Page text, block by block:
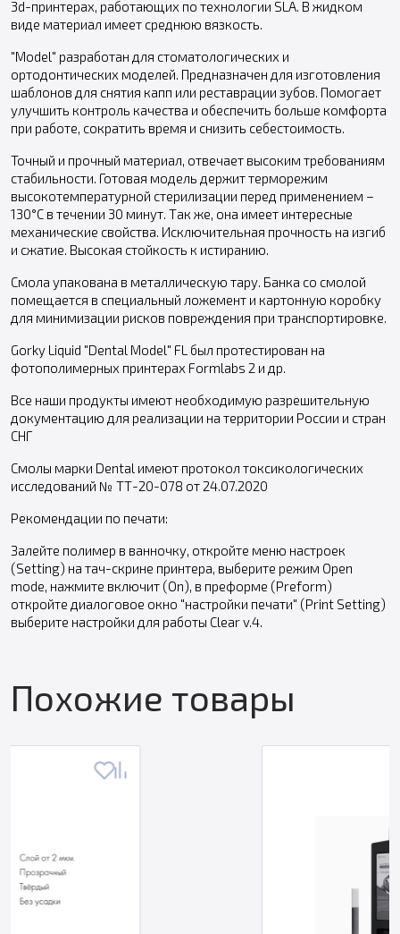
3d-принтерах, работающих по технологии SLA. В жидком
виде материал имеет среднюю вязкость.
"Model" разработан для стоматологических и
ортодонтических моделей. Предназначен для изготовления
шаблонов для снятия капп или реставрации зубов. Помогает
улучшить контроль качества и обеспечить больше комфорта
при работе, сократить время и снизить себестоимость.
Точный и прочный материал, отвечает высоким требованиям
стабильности. Готовая модель держит терморежим
высокотемпературной стерилизации перед применением –
130°С в течении 30 минут. Так же, она имеет интересные
механические свойства. Исключительная прочность на изгиб
и сжатие. Высокая стойкость к истиранию.
Смола упакована в металлическую тару. Банка со смолой
помещается в специальный ложемент и картонную коробку
для минимизации рисков повреждения при транспортировке.
Gorky Liquid "Dental Model" FL был протестирован на
фотополимерных принтерах Formlabs 2 и др.
Все наши продукты имеют необходимую разрешительную
документацию для реализации на территории России и стран
СНГ
Смолы марки Dental имеют протокол токсикологических
исследований № ТТ-20-078 от 24.07.2020
Рекомендации по печати:
Залейте полимер в ванночку, откройте меню настроек
(Setting) на тач-скрине принтера, выберите режим Open
mode, нажмите включит (On), в преформе (Preform)
откройте диалоговое окно "настройки печати" (Print Setting)
выберите настройки для работы Clear v.4.
Похожие товары